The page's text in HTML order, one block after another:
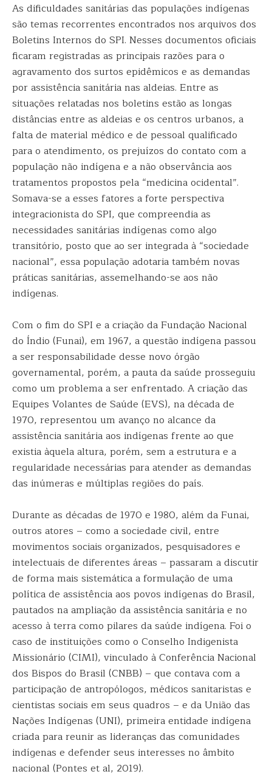
As dificuldades sanitárias das populações indígenas
são temas recorrentes encontrados nos arquivos dos
Boletins Internos do SPI. Nesses documentos oficiais
ficaram registradas as principais razões para o
agravamento dos surtos epidêmicos e as demandas
por assistência sanitária nas aldeias. Entre as
situações relatadas nos boletins estão as longas
distâncias entre as aldeias e os centros urbanos, a
falta de material médico e de pessoal qualificado
para o atendimento, os prejuízos do contato com a
população não indígena e a não observância aos
tratamentos propostos pela “medicina ocidental”.
Somava-se a esses fatores a forte perspectiva
integracionista do SPI, que compreendia as
necessidades sanitárias indígenas como algo
transitório, posto que ao ser integrada à “sociedade
nacional”, essa população adotaria também novas
práticas sanitárias, assemelhando-se aos não
indígenas.
Com o fim do SPI e a criação da Fundação Nacional
do Índio (Funai), em 1967, a questão indígena passou
a ser responsabilidade desse novo órgão
governamental, porém, a pauta da saúde prosseguiu
como um problema a ser enfrentado. A criação das
Equipes Volantes de Saúde (EVS), na década de
1970, representou um avanço no alcance da
assistência sanitária aos indígenas frente ao que
existia àquela altura, porém, sem a estrutura e a
regularidade necessárias para atender as demandas
das inúmeras e múltiplas regiões do país.
Durante as décadas de 1970 e 1980, além da Funai,
outros atores – como a sociedade civil, entre
movimentos sociais organizados, pesquisadores e
intelectuais de diferentes áreas – passaram a discutir
de forma mais sistemática a formulação de uma
política de assistência aos povos indígenas do Brasil,
pautados na ampliação da assistência sanitária e no
acesso à terra como pilares da saúde indígena. Foi o
caso de instituições como o Conselho Indigenista
Missionário (CIMI), vinculado à Conferência Nacional
dos Bispos do Brasil (CNBB) – que contava com a
participação de antropólogos, médicos sanitaristas e
cientistas sociais em seus quadros – e da União das
Nações Indígenas (UNI), primeira entidade indígena
criada para reunir as lideranças das comunidades
indígenas e defender seus interesses no âmbito
nacional (Pontes et al, 2019).